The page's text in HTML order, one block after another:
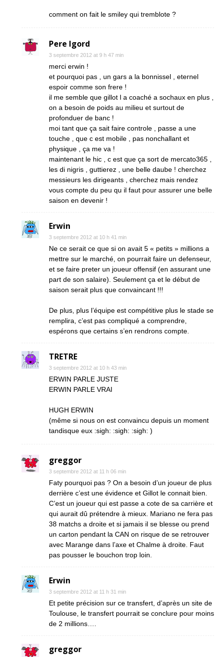
comment on fait le smiley qui tremblote ?
Pere Igord
3 septembre 2012 at 9 h 47 min
merci erwin !
et pourquoi pas , un gars a la bonnissel , eternel
espoir comme son frere !
il me semble que gillot l a coaché a sochaux en plus ,
on a besoin de poids au milieu et surtout de
profonduer de banc !
moi tant que ça sait faire controle , passe a une
touche , que c est mobile , pas nonchallant et
physique , ça me va !
maintenant le hic , c est que ça sort de mercato365 ,
les di nigris , guttierez , une belle daube ! cherchez
messieurs les dirigeants , cherchez mais rendez
vous compte du peu qu il faut pour assurer une belle
saison en devenir !
Erwin
3 septembre 2012 at 10 h 41 min
Ne ce serait ce que si on avait 5 « petits » millions a
mettre sur le marché, on pourrait faire un defenseur,
et se faire preter un joueur offensif (en assurant une
part de son salaire). Seulement ça et le début de
saison serait plus que convaincant !!!
De plus, plus l’équipe est compétitive plus le stade se
remplira, c’est pas compliqué a comprendre,
espérons que certains s’en rendrons compte.
TRETRE
3 septembre 2012 at 10 h 43 min
ERWIN PARLE JUSTE
ERWIN PARLE VRAI
HUGH ERWIN
(même si nous on est convaincu depuis un moment
tandisque eux :sigh: :sigh: :sigh: )
greggor
3 septembre 2012 at 11 h 06 min
Faty pourquoi pas ? On a besoin d’un joueur de plus
derrière c’est une évidence et Gillot le connait bien.
C’est un joueur qui est passe a cote de sa carrière et
qui aurait dû prétendre à mieux. Mariano ne fera pas
38 matchs a droite et si jamais il se blesse ou prend
un carton pendant la CAN on risque de se retrouver
avec Marange dans l’axe et Chalme à droite. Faut
pas pousser le bouchon trop loin.
Erwin
3 septembre 2012 at 11 h 31 min
Et petite précision sur ce transfert, d’après un site de
Toulouse, le transfert pourrait se conclure pour moins
de 2 millions….
greggor